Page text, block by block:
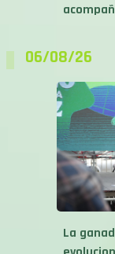
06/08/26
La